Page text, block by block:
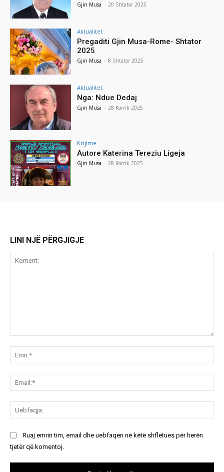
Gjin Musa - 20 Shtator 2025
Aktualitet
Pregaditi Gjin Musa-Rome- Shtator
2025
Gjin Musa - 8 Shtator 2025
Aktualitet
Nga: Ndue Dedaj
Gjin Musa - 28 Korrik 2025
Krijime
Autore Katerina Tereziu Ligeja
Gjin Musa - 28 Korrik 2025
LINI NJË PËRGJIGJE
Ruaj emrin tim, email dhe uebfaqen në këtë shfletues për herën
tjetër që komentoj.